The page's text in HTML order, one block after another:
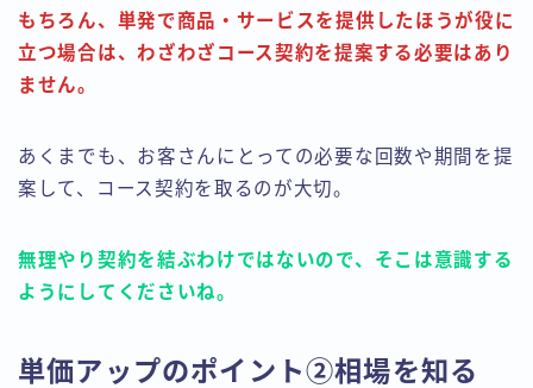
もちろん、単発で商品・サービスを提供したほうが役に
立つ場合は、わざわざコース契約を提案する必要はあり
ません。
あくまでも、お客さんにとっての必要な回数や期間を提
案して、コース契約を取るのが大切。
無理やり契約を結ぶわけではないので、そこは意識する
ようにしてくださいね。
単価アップのポイント②相場を知る